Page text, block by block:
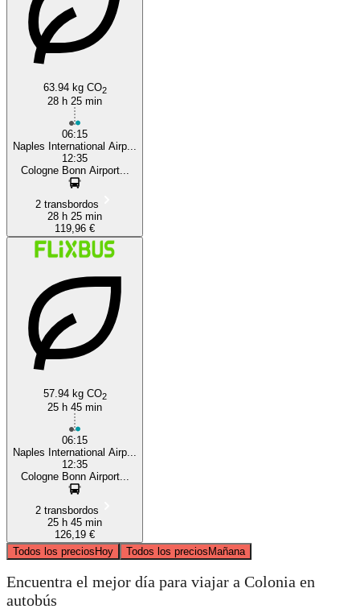
63.94 kg CO2
28 h 25 min
06:15
Naples International Airp...
12:35
Cologne Bonn Airport...
2 transbordos
28 h 25 min
119,96 €
57.94 kg CO2
25 h 45 min
06:15
Naples International Airp...
12:35
Cologne Bonn Airport...
2 transbordos
25 h 45 min
126,19 €
Todos los preciosHoy Todos los preciosMañana
Encuentra el mejor día para viajar a Colonia en
autobús